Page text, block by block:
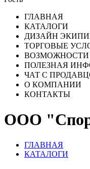
ГЛАВНАЯ
КАТАЛОГИ
ДИЗАЙН
ТОРГОВЫЕ
ПОЛЕЗНАЯ
ЧАТ С
О КОМПАНИИ
КОНТАКТЫ
ООО
ГЛАВНАЯ
КАТАЛОГИ